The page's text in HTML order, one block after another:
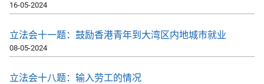
16-05-2024
立法会十一题：鼓励香港青年到大湾区内地城市就业
08-05-2024
立法会十八题：输入劳工的情况